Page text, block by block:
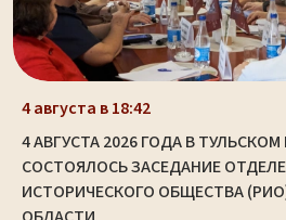
4 августа в 18:42
4 АВГУСТА 2026 ГОДА В
СОСТОЯЛОСЬ ЗАСЕДАНИЕ
ИСТОРИЧЕСКОГО ОБЩЕСТВА